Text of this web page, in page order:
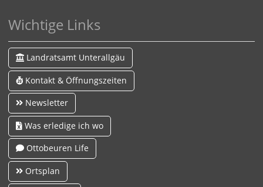
Wichtige Links
Landratsamt Unterallgäu
Kontakt & Öffnungszeiten
Newsletter
Was erledige ich wo
Ottobeuren Life
Ortsplan